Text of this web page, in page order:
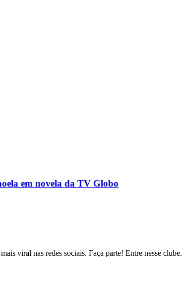
em novela da TV Globo
viral nas redes sociais. Faça parte! Entre nesse clube.